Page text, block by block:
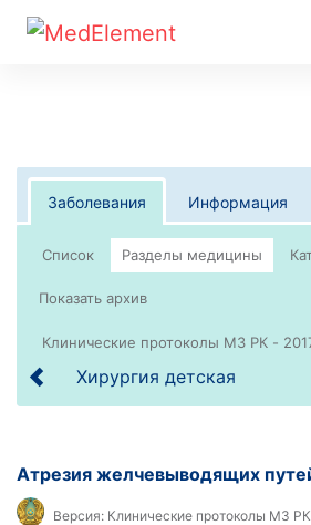
Заболевания Информация
Список
Клинические протоколы МЗ РК -
Хирургия детская
Атрезия желчевыводящих
Версия: Клинические протоколы МЗ